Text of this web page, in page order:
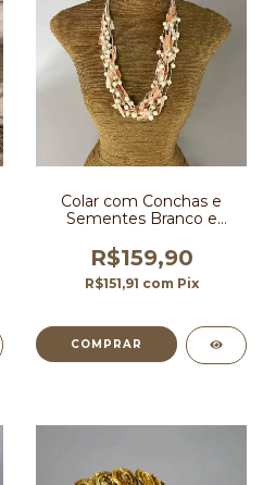
Colar com Conchas e
Sementes Branco e
R$159,90
R$151,91 com Pix